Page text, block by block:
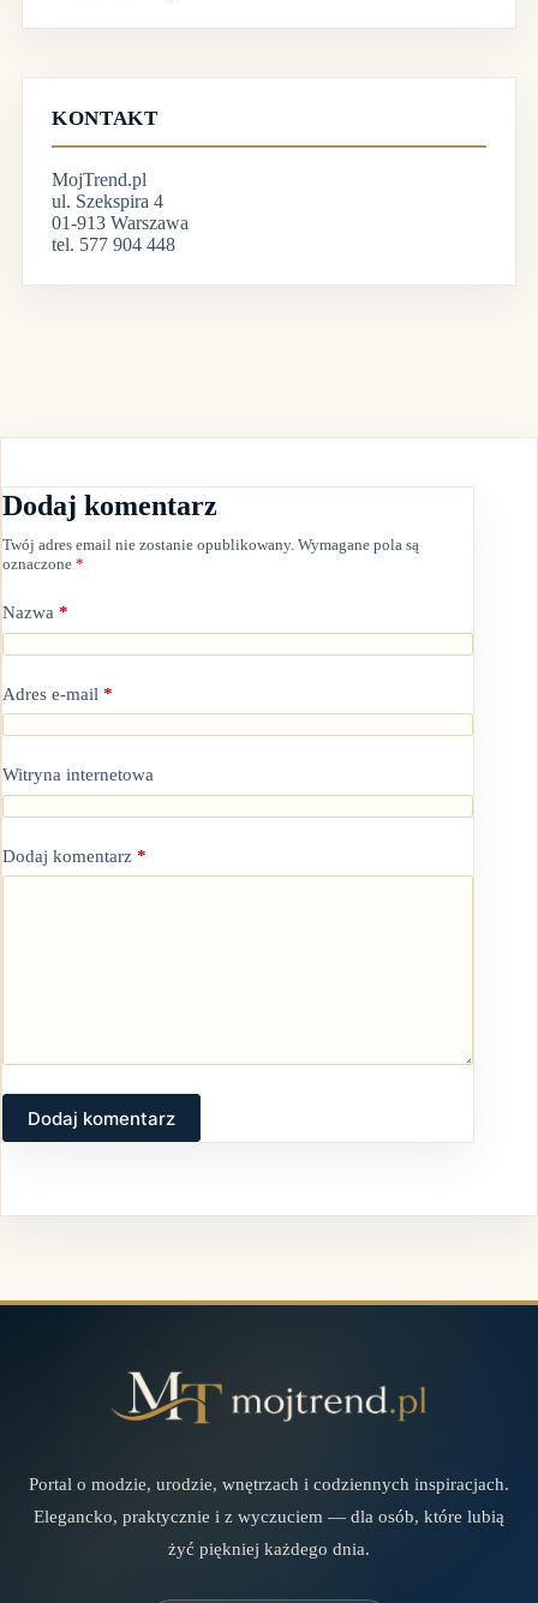
KONTAKT
MojTrend.pl
ul. Szekspira 4
01-913 Warszawa
tel. 577 904 448
Dodaj komentarz
Twój adres email nie zostanie opublikowany. Wymagane pola są
oznaczone *
Nazwa *
Adres e-mail *
Witryna internetowa
Dodaj komentarz *
Dodaj komentarz
Portal o modzie, urodzie, wnętrzach i codziennych inspiracjach.
Elegancko, praktycznie i z wyczuciem — dla osób, które lubią
żyć piękniej każdego dnia.